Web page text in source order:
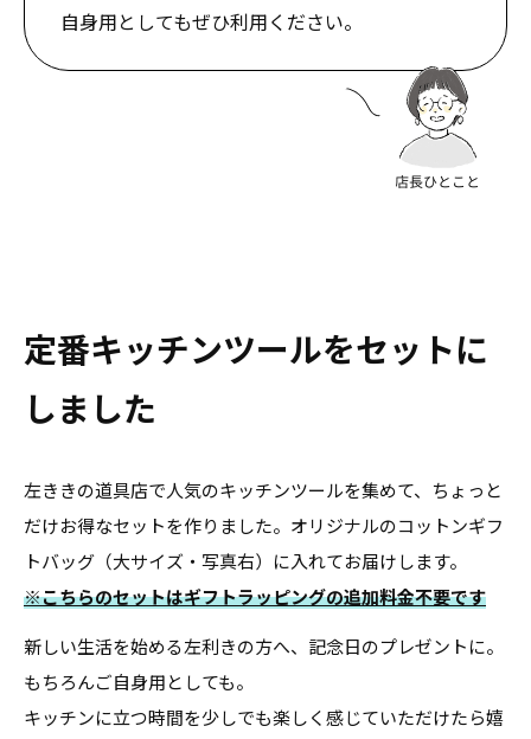
自身用としてもぜひ利用ください。
定番キッチンツールをセットに
しました
左ききの道具店で人気のキッチンツールを集めて、ちょっと
だけお得なセットを作りました。オリジナルのコットンギフ
トバッグ（大サイズ・写真右）に入れてお届けします。
※こちらのセットはギフトラッピングの追加料金不要です
新しい生活を始める左利きの方へ、記念日のプレゼントに。
もちろんご自身用としても。
キッチンに立つ時間を少しでも楽しく感じていただけたら嬉